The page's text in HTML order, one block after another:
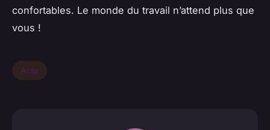
confortables. Le monde du travail n’attend plus que
vous !
Actu